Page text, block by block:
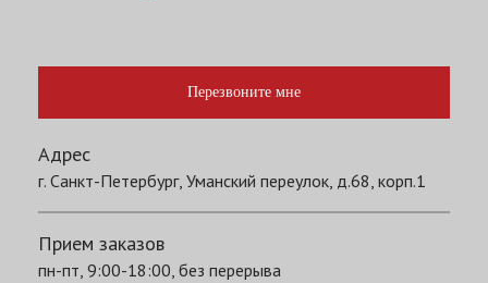
Перезвоните мне
Адрес
г. Санкт-Петербург, Уманский переулок, д.68, корп.1
Прием заказов
пн-пт, 9:00-18:00, без перерыва